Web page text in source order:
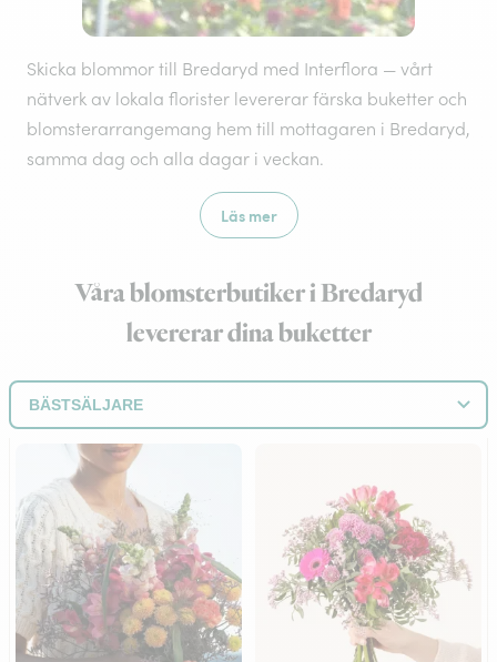
Skicka blommor till Bredaryd med Interflora — vårt
nätverk av lokala florister levererar färska buketter och
blomsterarrangemang hem till mottagaren i Bredaryd,
samma dag och alla dagar i veckan.
Läs mer
Våra blomsterbutiker i Bredaryd
levererar dina buketter